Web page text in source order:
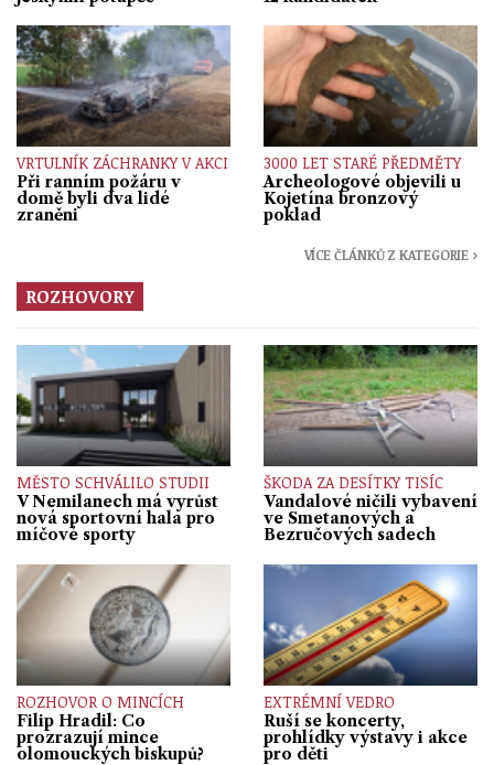
VRTULNÍK ZÁCHRANKY V AKCI
Při ranním požáru v
domě byli dva lidé
zraněni
3000 LET STARÉ PŘEDMĚTY
Archeologové objevili u
Kojetína bronzový
poklad
VÍCE ČLÁNKŮ Z KATEGORIE ›
ROZHOVORY
MĚSTO SCHVÁLILO STUDII
V Nemilanech má vyrůst
nová sportovní hala pro
míčové sporty
ŠKODA ZA DESÍTKY TISÍC
Vandalové ničili vybavení
ve Smetanových a
Bezručových sadech
ROZHOVOR O MINCÍCH
Filip Hradil: Co
prozrazují mince
olomouckých biskupů?
EXTRÉMNÍ VEDRO
Ruší se koncerty,
prohlídky výstavy i akce
pro děti